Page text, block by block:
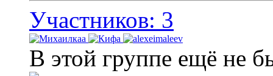
Участников: 3
В этой группе ещё не